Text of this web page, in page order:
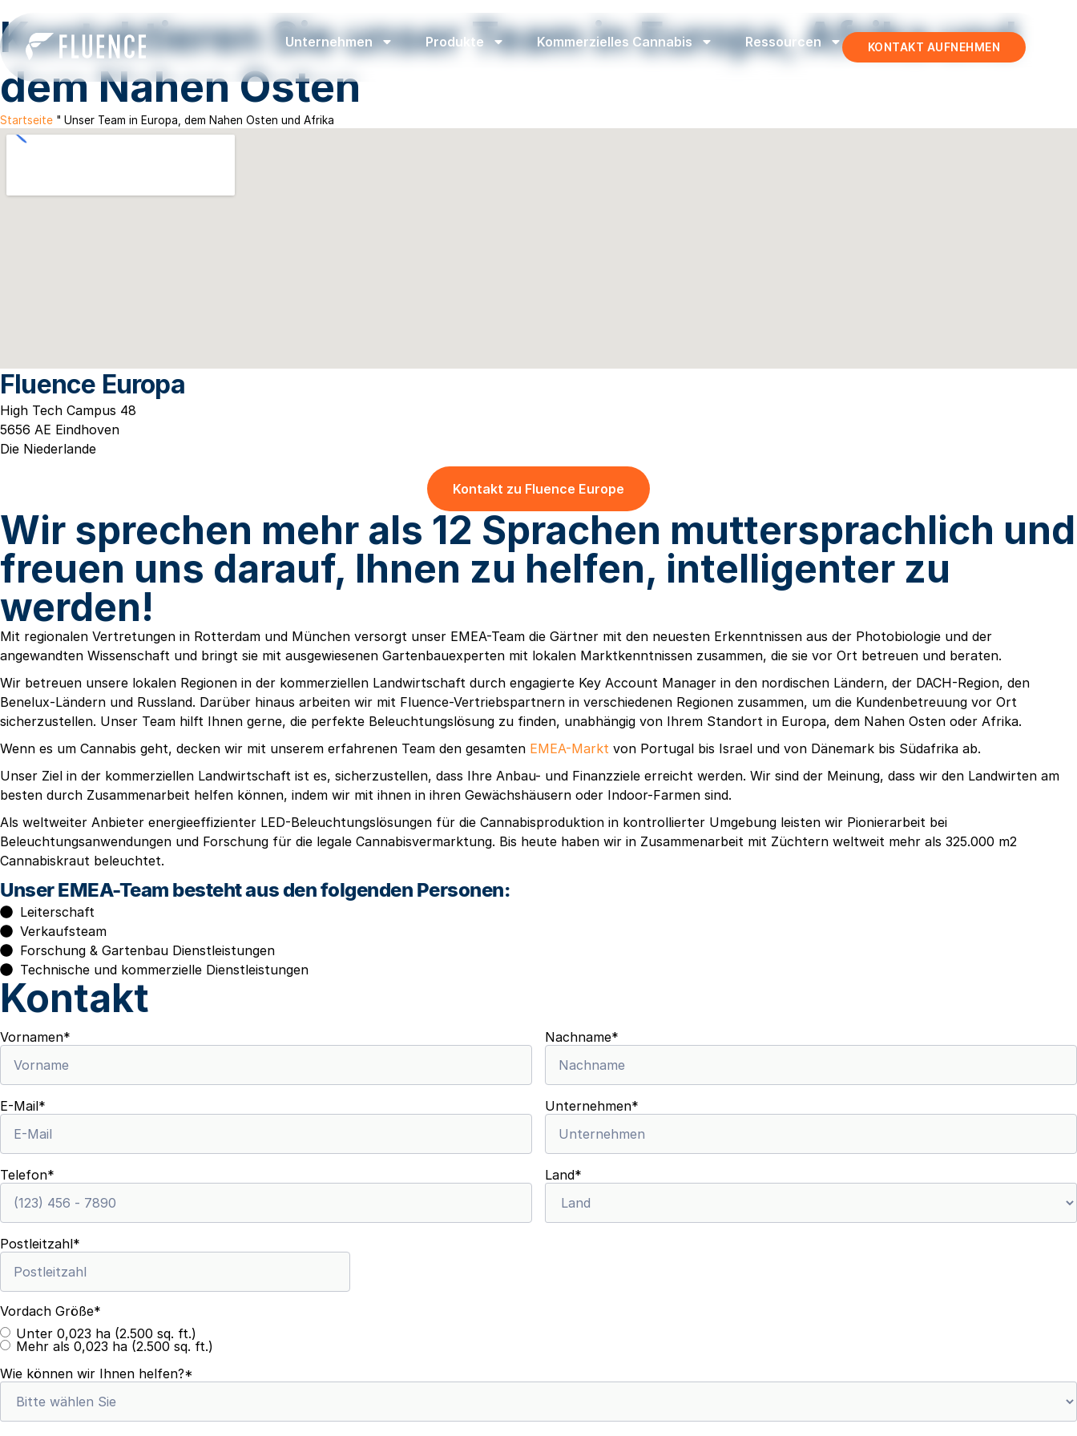
Unternehmen Produkte Kommerzielles Cannabis Ressourcen KONTAKT AUFNEHMEN
Kontaktieren Sie unser Team in Europa, Afrika und
dem Nahen Osten
Startseite " Unser Team in Europa, dem Nahen Osten und Afrika
Fluence Europa
High Tech Campus 48
5656 AE Eindhoven
Die Niederlande
Kontakt zu Fluence Europe
Wir sprechen mehr als 12 Sprachen muttersprachlich und
freuen uns darauf, Ihnen zu helfen, intelligenter zu
werden!
Mit regionalen Vertretungen in Rotterdam und München versorgt unser EMEA-Team die Gärtner mit den neuesten Erkenntnissen aus der Photobiologie und der
angewandten Wissenschaft und bringt sie mit ausgewiesenen Gartenbauexperten mit lokalen Marktkenntnissen zusammen, die sie vor Ort betreuen und beraten.
Wir betreuen unsere lokalen Regionen in der kommerziellen Landwirtschaft durch engagierte Key Account Manager in den nordischen Ländern, der DACH-Region, den
Benelux-Ländern und Russland. Darüber hinaus arbeiten wir mit Fluence-Vertriebspartnern in verschiedenen Regionen zusammen, um die Kundenbetreuung vor Ort
sicherzustellen. Unser Team hilft Ihnen gerne, die perfekte Beleuchtungslösung zu finden, unabhängig von Ihrem Standort in Europa, dem Nahen Osten oder Afrika.
Wenn es um Cannabis geht, decken wir mit unserem erfahrenen Team den gesamten EMEA-Markt von Portugal bis Israel und von Dänemark bis Südafrika ab.
Unser Ziel in der kommerziellen Landwirtschaft ist es, sicherzustellen, dass Ihre Anbau- und Finanzziele erreicht werden. Wir sind der Meinung, dass wir den Landwirten am
besten durch Zusammenarbeit helfen können, indem wir mit ihnen in ihren Gewächshäusern oder Indoor-Farmen sind.
Als weltweiter Anbieter energieeffizienter LED-Beleuchtungslösungen für die Cannabisproduktion in kontrollierter Umgebung leisten wir Pionierarbeit bei
Beleuchtungsanwendungen und Forschung für die legale Cannabisvermarktung. Bis heute haben wir in Zusammenarbeit mit Züchtern weltweit mehr als 325.000 m2
Cannabiskraut beleuchtet.
Unser EMEA-Team besteht aus den folgenden Personen:
Leiterschaft
Verkaufsteam
Forschung & Gartenbau Dienstleistungen
Technische und kommerzielle Dienstleistungen
Kontakt
Vornamen* Nachname*
E-Mail* Unternehmen*
Telefon* Land*
Postleitzahl*
Vordach Größe*
Unter 0,023 ha (2.500 sq. ft.)
Mehr als 0,023 ha (2.500 sq. ft.)
Wie können wir Ihnen helfen?*